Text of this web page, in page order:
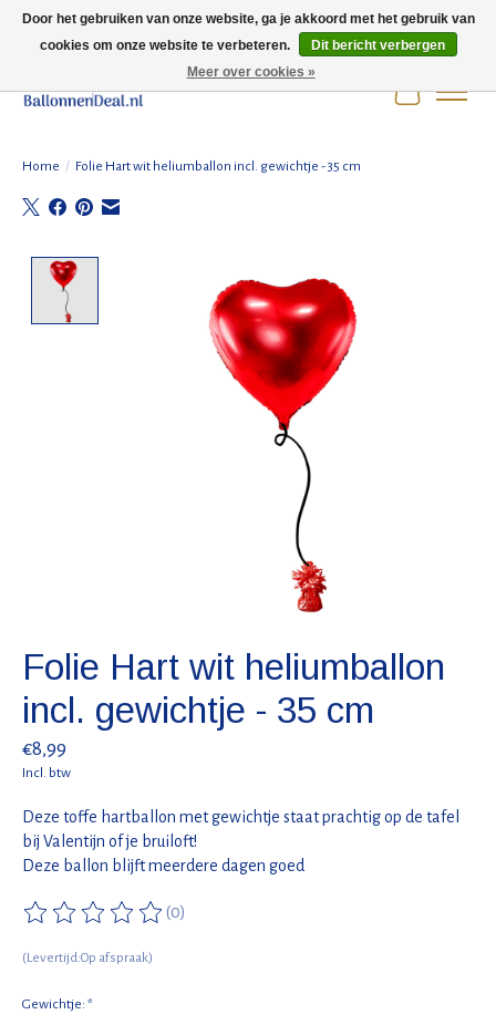
Wij zijn gesloten t/m 3 augustus i.v.m. de zomervakantie.
Home / Folie Hart wit heliumballon incl. gewichtje - 35 cm
Folie Hart wit heliumballon
incl. gewichtje - 35 cm
€8,99
Incl. btw
Deze toffe hartballon met gewichtje staat prachtig op de tafel
bij Valentijn of je bruiloft!
Deze ballon blijft meerdere dagen goed
De beoordeling van dit product is
(0)
(Levertijd:Op afspraak)
Gewichtje: *
Door het gebruiken van onze website, ga je akkoord met het gebruik van
cookies om onze website te verbeteren.
Dit bericht verbergen
Meer over cookies »